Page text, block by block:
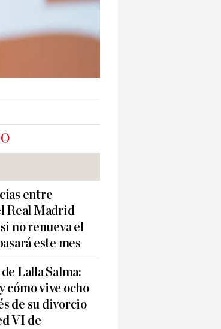
entre
Real Madrid
no renueva el
este mes
Lalla Salma:
cómo vive ocho
de su divorcio
VI de